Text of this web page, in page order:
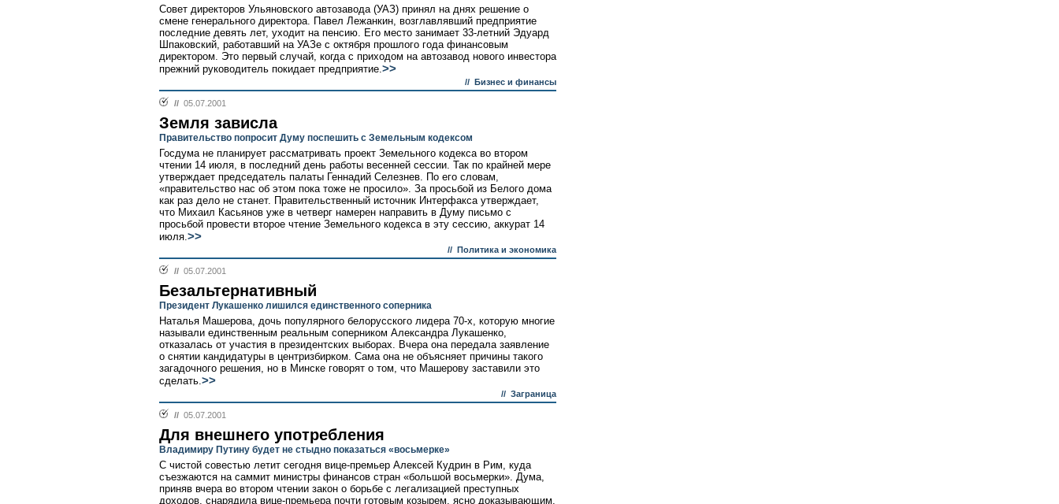
Cовет директоров Ульяновского автозавода (УАЗ) принял на днях решение о
смене генерального директора. Павел Лежанкин, возглавлявший предприятие
последние девять лет, уходит на пенсию. Его место занимает 33-летний Эдуард
Шпаковский, работавший на УАЗе с октября прошлого года финансовым
директором. Это первый случай, когда с приходом на автозавод нового инвестора
прежний руководитель покидает предприятие.>>
// Бизнес и финансы
// 05.07.2001
Земля зависла
Правительство попросит Думу поспешить с Земельным кодексом
Госдума не планирует рассматривать проект Земельного кодекса во втором
чтении 14 июля, в последний день работы весенней сессии. Так по крайней мере
утверждает председатель палаты Геннадий Селезнев. По его словам,
«правительство нас об этом пока тоже не просило». За просьбой из Белого дома
как раз дело не станет. Правительственный источник Интерфакса утверждает,
что Михаил Касьянов уже в четверг намерен направить в Думу письмо с
просьбой провести второе чтение Земельного кодекса в эту сессию, аккурат 14
июля.>>
// Политика и экономика
// 05.07.2001
Безальтернативный
Президент Лукашенко лишился единственного соперника
Наталья Машерова, дочь популярного белорусского лидера 70-х, которую многие
называли единственным реальным соперником Александра Лукашенко,
отказалась от участия в президентских выборах. Вчера она передала заявление
о снятии кандидатуры в центризбирком. Сама она не объясняет причины такого
загадочного решения, но в Минске говорят о том, что Машерову заставили это
сделать.>>
// Заграница
// 05.07.2001
Для внешнего употребления
Владимиру Путину будет не стыдно показаться «восьмерке»
С чистой совестью летит сегодня вице-премьер Алексей Кудрин в Рим, куда
съезжаются на саммит министры финансов стран «большой восьмерки». Дума,
приняв вчера во втором чтении закон о борьбе с легализацией преступных
доходов, снарядила вице-премьера почти готовым козырем, ясно доказывающим,